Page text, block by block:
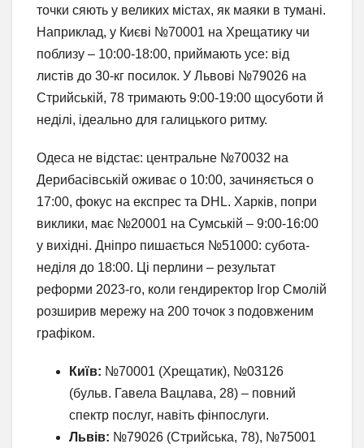
точки сяють у великих містах, як маяки в тумані.
Наприклад, у Києві №70001 на Хрещатику чи
поблизу – 10:00-18:00, приймають усе: від
листів до 30-кг посилок. У Львові №79026 на
Стрийській, 78 тримають 9:00-19:00 щосуботи й
неділі, ідеально для галицького ритму.
Одеса не відстає: центральне №70032 на
Дерибасівській оживає о 10:00, зачиняється о
17:00, фокус на експрес та DHL. Харків, попри
виклики, має №20001 на Сумській – 9:00-16:00
у вихідні. Дніпро пишається №51000: субота-
неділя до 18:00. Ці перлини – результат
реформи 2023-го, коли гендиректор Ігор Смолій
розширив мережу на 200 точок з подовженим
графіком.
Київ: №70001 (Хрещатик), №03126
(бульв. Гавела Вацлава, 28) – повний
спектр послуг, навіть фінпослуги.
Львів: №79026 (Стрийська, 78), №75001